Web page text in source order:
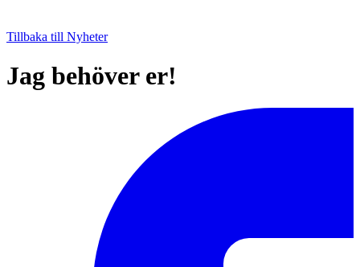
Tillbaka till Nyheter
Jag behöver er!